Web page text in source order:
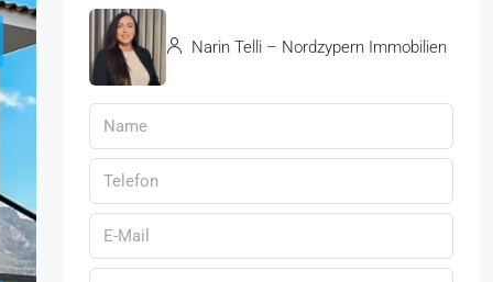
Narin Telli – Nordzypern Immobilien